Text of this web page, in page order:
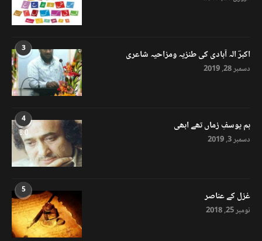
3 اکبرؔ الہ آبادی کی طنزیہ ومزاحیہ شاعری
دسمبر 28, 2019
4
8.0 ہم یوسفِ زماں تھے ابھی
دسمبر 3, 2019
5 غزل کے عناصر
نومبر 25, 2018